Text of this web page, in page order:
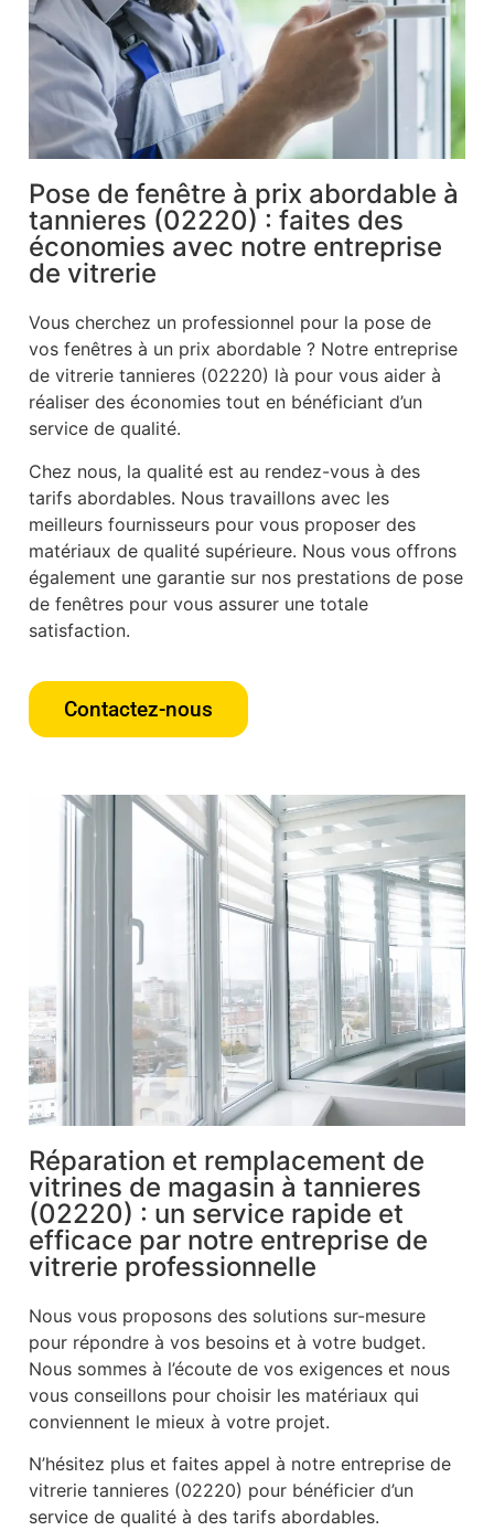
Pose de fenêtre à prix abordable à
tannieres (02220) : faites des
économies avec notre entreprise
de vitrerie
Vous cherchez un professionnel pour la pose de
vos fenêtres à un prix abordable ? Notre entreprise
de vitrerie tannieres (02220) là pour vous aider à
réaliser des économies tout en bénéficiant d’un
service de qualité.
Chez nous, la qualité est au rendez-vous à des
tarifs abordables. Nous travaillons avec les
meilleurs fournisseurs pour vous proposer des
matériaux de qualité supérieure. Nous vous offrons
également une garantie sur nos prestations de pose
de fenêtres pour vous assurer une totale
satisfaction.
Contactez-nous
Réparation et remplacement de
vitrines de magasin à tannieres
(02220) : un service rapide et
efficace par notre entreprise de
vitrerie professionnelle
Nous vous proposons des solutions sur-mesure
pour répondre à vos besoins et à votre budget.
Nous sommes à l’écoute de vos exigences et nous
vous conseillons pour choisir les matériaux qui
conviennent le mieux à votre projet.
N’hésitez plus et faites appel à notre entreprise de
vitrerie tannieres (02220) pour bénéficier d’un
service de qualité à des tarifs abordables.